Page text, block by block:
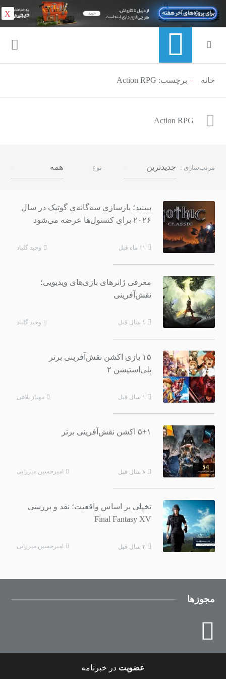
منوی ناوبری خرده نان
خانه برچسب: Action RPG
Action RPG
مرتب‌سازی : جدیدترین نوع همه
ببینید؛ بازسازی سه‌گانه‌ی گوتیک در سال
۲۰۲۶ برای کنسول‌ها عرضه می‌شود
۱۱ ماه قبل وحید گلباد
معرفی ژانرهای بازی‌های ویدیویی؛
نقش‌آفرینی
۱ سال قبل وحید گلباد
۱۵ بازی اکشن نقش‌آفرینی برتر
پلی‌استیشن ۲
۱ سال قبل مهناز بلاغی
۵+۱ اکشن نقش‌آفرینی برتر
۸ سال قبل امیرحسین میرزایی
تخیلی بر اساس واقعیت؛ نقد و بررسی
Final Fantasy XV
۲ سال قبل امیرحسین میرزایی
مجوزها
عضویت در خبرنامه
X